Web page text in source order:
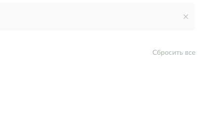
Сбросить все